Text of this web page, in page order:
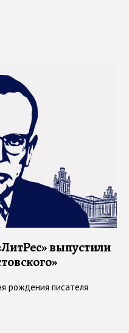
выпустили
рождения писателя